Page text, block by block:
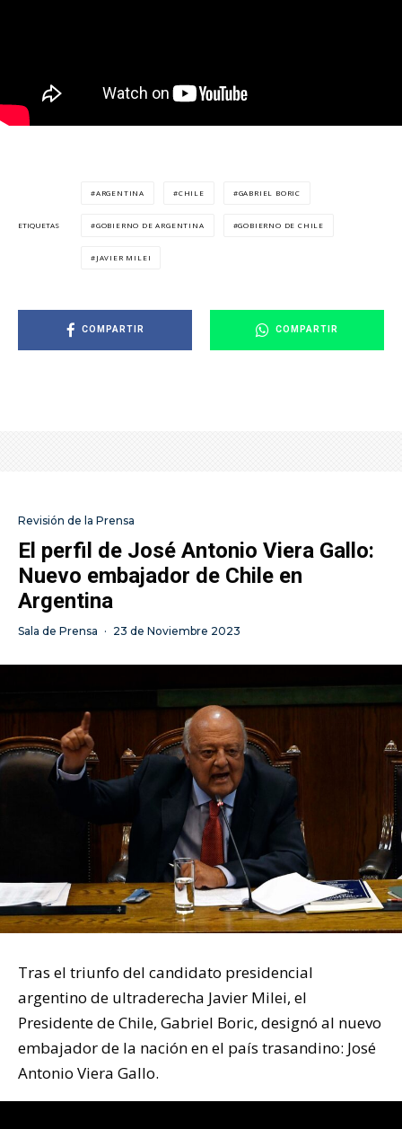
ETIQUETAS
ARGENTINA CHILE GABRIEL BORIC
GOBIERNO DE ARGENTINA GOBIERNO DE CHILE
JAVIER MILEI
COMPARTIR COMPARTIR
Revisión de la Prensa
El perfil de José Antonio Viera Gallo:
Nuevo embajador de Chile en
Argentina
Sala de Prensa · 23 de Noviembre 2023
Tras el triunfo del candidato presidencial
argentino de ultraderecha Javier Milei, el
Presidente de Chile, Gabriel Boric, designó al nuevo
embajador de la nación en el país trasandino: José
Antonio Viera Gallo.